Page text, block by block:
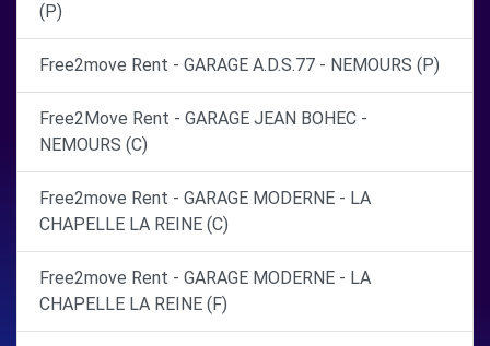
(P)
Free2move Rent - GARAGE A.D.S.77 - NEMOURS (P)
Free2Move Rent - GARAGE JEAN BOHEC -
NEMOURS (C)
Free2move Rent - GARAGE MODERNE - LA
CHAPELLE LA REINE (C)
Free2move Rent - GARAGE MODERNE - LA
CHAPELLE LA REINE (F)